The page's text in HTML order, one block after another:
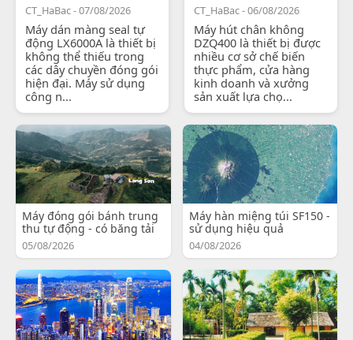
CT_HaBac - 07/08/2026
Máy dán màng seal tự
động LX6000A là thiết bị
không thể thiếu trong
các dây chuyền đóng gói
hiện đại. Máy sử dụng
công n...
CT_HaBac - 06/08/2026
Máy hút chân không
DZQ400 là thiết bị được
nhiều cơ sở chế biến
thực phẩm, cửa hàng
kinh doanh và xưởng
sản xuất lựa chọ...
Máy đóng gói bánh trung
thu tự động - có băng tải
05/08/2026
Máy hàn miệng túi SF150 -
sử dụng hiệu quả
04/08/2026